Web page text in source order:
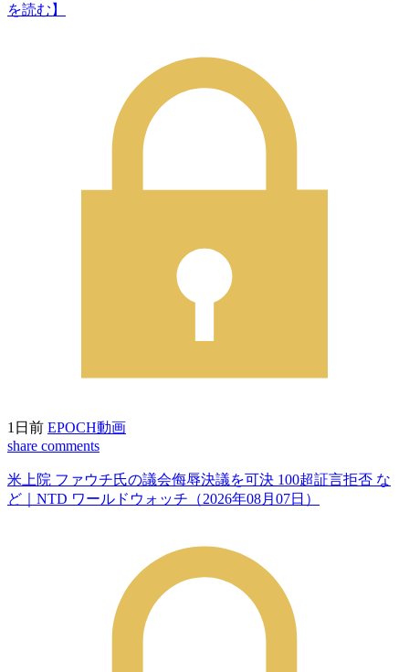
を読む】
1日前 EPOCH動画
share comments
米上院 ファウチ氏の議会侮辱決議を可決 100超証言拒否 な
ど｜NTD ワールドウォッチ（2026年08月07日）